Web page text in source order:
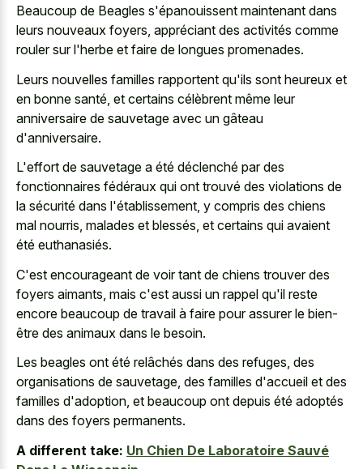
Beaucoup de Beagles s'épanouissent maintenant dans
leurs nouveaux foyers, appréciant des activités comme
rouler sur l'herbe et faire de longues promenades.
Leurs nouvelles familles rapportent qu'ils sont heureux et
en bonne santé, et certains célèbrent même leur
anniversaire de sauvetage avec un gâteau
d'anniversaire.
L'effort de sauvetage a été déclenché par des
fonctionnaires fédéraux qui ont trouvé des violations de
la sécurité dans l'établissement, y compris des chiens
mal nourris, malades et blessés, et certains qui avaient
été euthanasiés.
C'est encourageant de voir tant de chiens trouver des
foyers aimants , mais c'est aussi un rappel qu'il reste
encore beaucoup de travail à faire pour assurer le bien-
être des animaux dans le besoin.
Les beagles ont été relâchés dans des refuges, des
organisations de sauvetage, des familles d'accueil et des
familles d'adoption, et beaucoup ont depuis été adoptés
dans des foyers permanents.
A different take: Un Chien De Laboratoire Sauvé